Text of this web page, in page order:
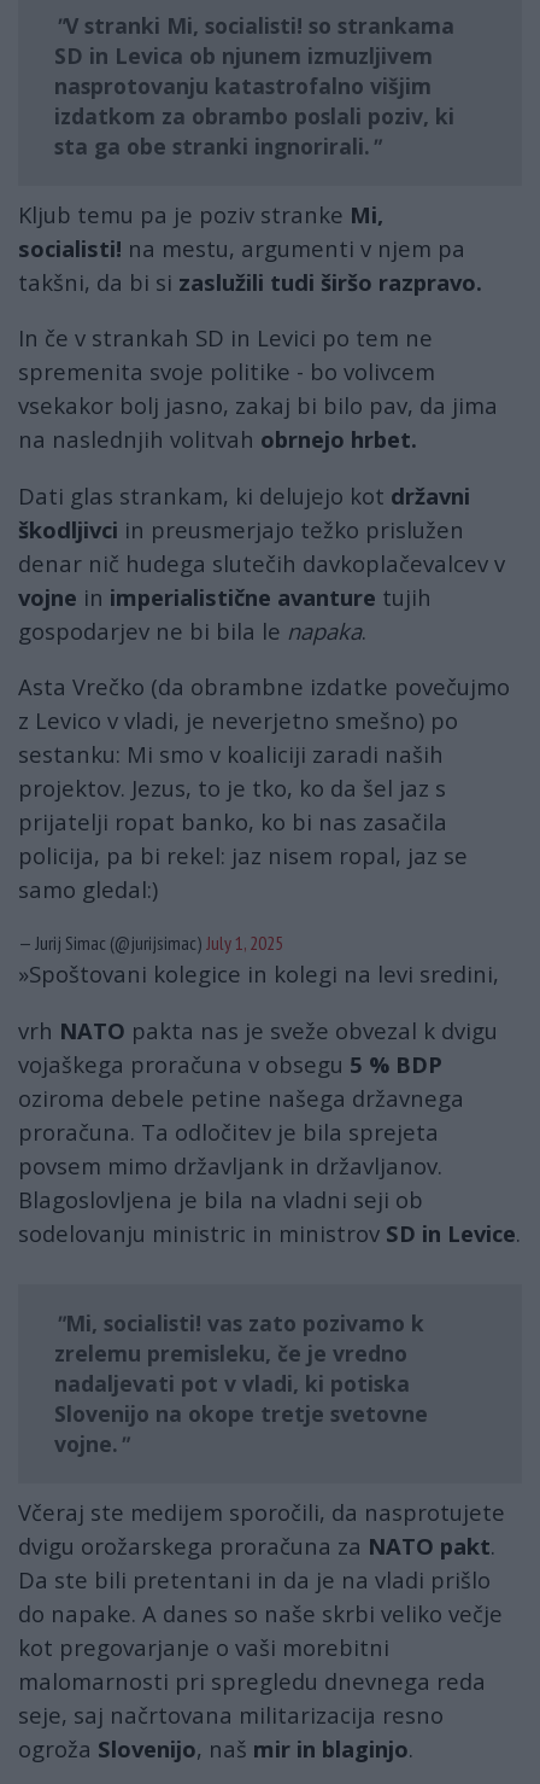
V stranki Mi, socialisti! so strankama
SD in Levica ob njunem izmuzljivem
nasprotovanju katastrofalno višjim
izdatkom za obrambo poslali poziv, ki
sta ga obe stranki ingnorirali.
Kljub temu pa je poziv stranke Mi,
socialisti! na mestu, argumenti v njem pa
takšni, da bi si zaslužili tudi širšo razpravo.
In če v strankah SD in Levici po tem ne
spremenita svoje politike - bo volivcem
vsekakor bolj jasno, zakaj bi bilo pav, da jima
na naslednjih volitvah obrnejo hrbet.
Dati glas strankam, ki delujejo kot državni
škodljivci in preusmerjajo težko prislužen
denar nič hudega slutečih davkoplačevalcev v
vojne in imperialistične avanture tujih
gospodarjev ne bi bila le napaka.
Asta Vrečko (da obrambne izdatke povečujmo
z Levico v vladi, je neverjetno smešno) po
sestanku: Mi smo v koaliciji zaradi naših
projektov. Jezus, to je tko, ko da šel jaz s
prijatelji ropat banko, ko bi nas zasačila
policija, pa bi rekel: jaz nisem ropal, jaz se
samo gledal:)
— Jurij Simac (@jurijsimac) July 1, 2025
»Spoštovani kolegice in kolegi na levi sredini,
vrh NATO pakta nas je sveže obvezal k dvigu
vojaškega proračuna v obsegu 5 % BDP
oziroma debele petine našega državnega
proračuna. Ta odločitev je bila sprejeta
povsem mimo državljank in državljanov.
Blagoslovljena je bila na vladni seji ob
sodelovanju ministric in ministrov SD in Levice.
Mi, socialisti! vas zato pozivamo k
zrelemu premisleku, če je vredno
nadaljevati pot v vladi, ki potiska
Slovenijo na okope tretje svetovne
vojne.
Včeraj ste medijem sporočili, da nasprotujete
dvigu orožarskega proračuna za NATO pakt.
Da ste bili pretentani in da je na vladi prišlo
do napake. A danes so naše skrbi veliko večje
kot pregovarjanje o vaši morebitni
malomarnosti pri spregledu dnevnega reda
seje, saj načrtovana militarizacija resno
ogroža Slovenijo, naš mir in blaginjo.